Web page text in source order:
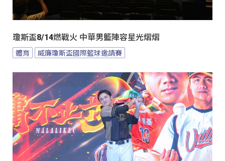
瓊斯盃8/14燃戰火 中華男籃陣容星光熠熠
體育 威廉瓊斯盃國際籃球邀請賽